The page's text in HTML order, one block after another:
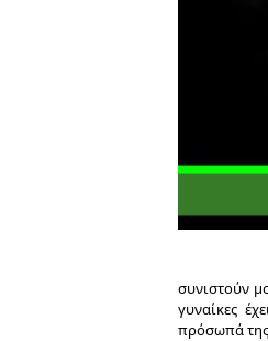
συνιστούν
γυναίκες
πρόσωπά